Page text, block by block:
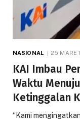
NASIONAL 25
KAI Imbau
Waktu
Ketinggalan
“Kami